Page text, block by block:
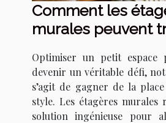
Comment les
murales peuvent
Optimiser un petit espace
devenir un véritable défi,
s’agit de gagner de la
style. Les étagères murales
solution ingénieuse pour